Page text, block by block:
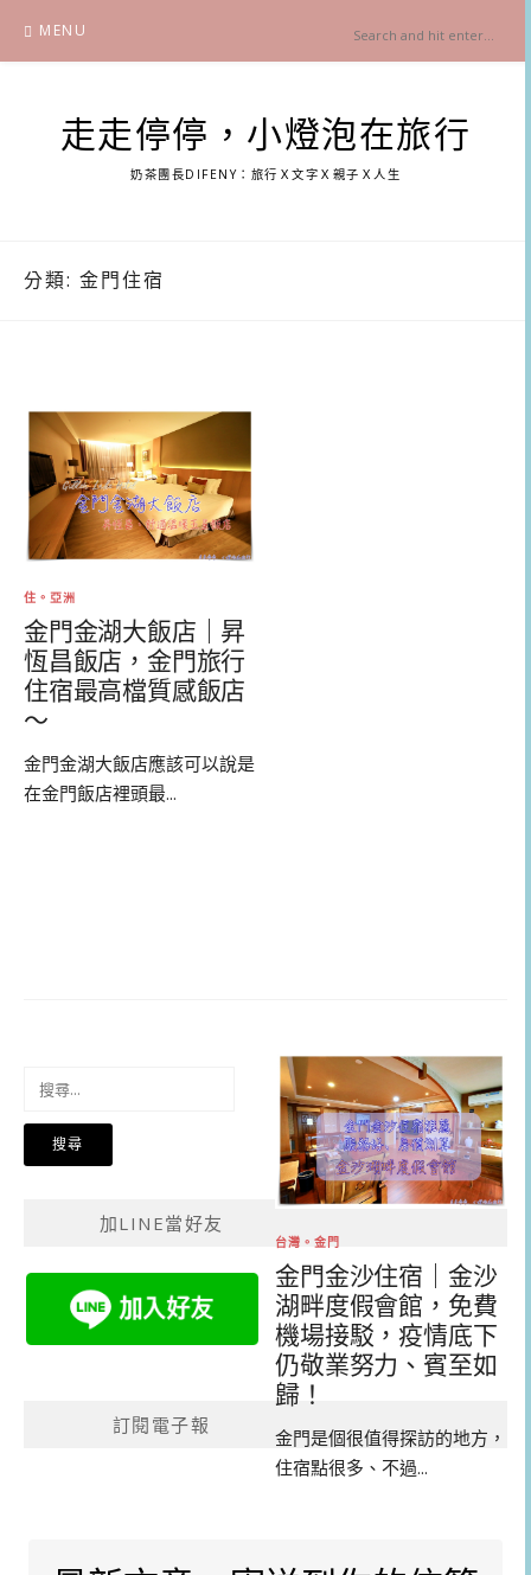
content
MENU
走走停停，小燈泡在旅行
奶茶團長DIFENY：旅行Ｘ文字Ｘ親子Ｘ人生
分類: 金門住宿
住。亞洲
金門金湖大飯店｜昇
恆昌飯店，金門旅行
住宿最高檔質感飯店
～
金門金湖大飯店應該可以說是
在金門飯店裡頭最...
台灣。金門
金門金沙住宿｜金沙
湖畔度假會館，免費
機場接駁，疫情底下
仍敬業努力、賓至如
歸！
金門是個很值得探訪的地方，
住宿點很多、不過...
關
加LINE當好友
訂閱電子報